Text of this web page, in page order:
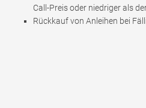
Call-Preis oder niedriger als
Rückkauf von Anleihen bei